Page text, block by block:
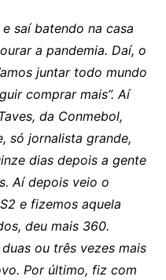
saí batendo na casa
a pandemia. Daí, o
juntar todo mundo
comprar mais”. Aí
da Conmebol,
só jornalista grande,
dias depois a gente
Aí depois veio o
e fizemos aquela
deu mais 360.
ou três vezes mais
Por último, fiz com